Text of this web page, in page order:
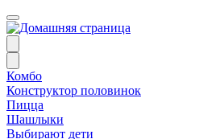
Комбо
Конструктор половинок
Пицца
Шашлыки
Выбирают дети